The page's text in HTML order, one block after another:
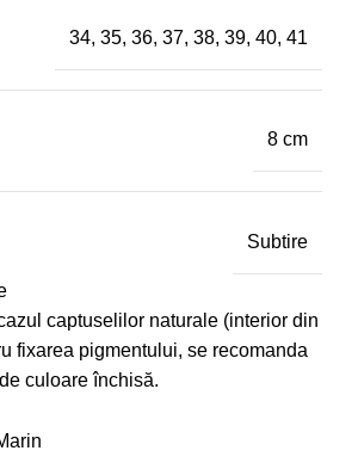
34, 35, 36, 37, 38, 39, 40, 41
8 cm
Subtire
captuselilor naturale (interior din
fixarea pigmentului, se recomanda
culoare închisă.